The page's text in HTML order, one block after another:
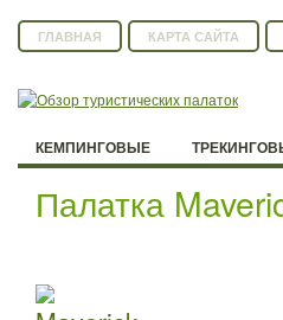
ГЛАВНАЯ КАРТА САЙТА
КЕМПИНГОВЫЕ
Палатка